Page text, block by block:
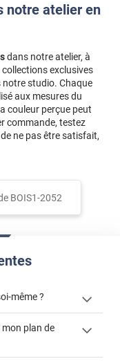
notre atelier en
dans notre atelier, à
exclusives
notre studio. Chaque
aux mesures du
couleur perçue peut
commande, testez
ne pas être satisfait,
BOIS1-2052
même ?
adhésif ? »
plan de